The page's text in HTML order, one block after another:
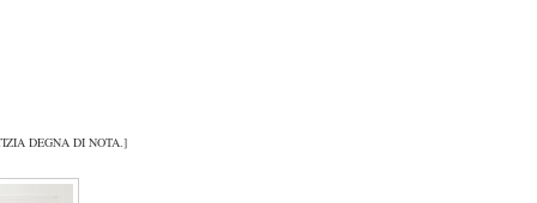
DEGNA DI NOTA.]